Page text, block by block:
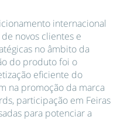
internacional
novos clientes e
no âmbito da
do produto foi o
eficiente do
na promoção da marca
participação em Feiras
para potenciar a